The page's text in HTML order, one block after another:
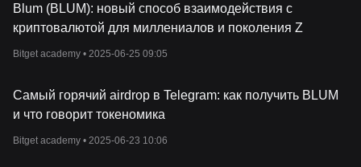
барьеры, которые часто мешают криптотрейдерам. Среди
лидеров Blum:
Глеб Костарев, сооснователь и генеральный директор.
области операционной стратегии и развития глобального
рынка.
маркетинга и развития бизнеса, имеет опыт работы в таких
Blum (BLUM): новый способ взаимодействия с
криптовалютой для миллениалов и поколения Z
Bitget academy • 2025-06-25 09:05
Самый горячий airdrop в Telegram: как получить BLUM
и что говорит токеномика
Bitget academy • 2025-06-23 10:06